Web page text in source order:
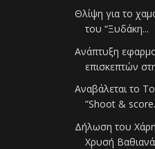
Θλίψη για το
του “Ξυδάκη...
Ανάπτυξη
επισκεπτών
Αναβάλεται το
”Shoot &
Δήλωση του
Χρυσή